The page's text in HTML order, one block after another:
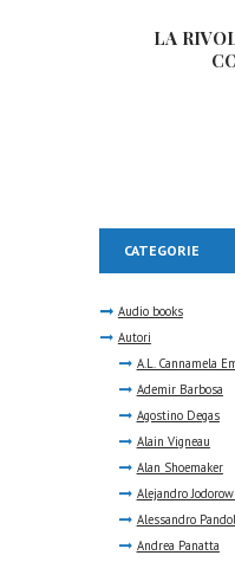
LA
CATEGORIE
Audio books
Autori
A.L. Cannamela
Ademir Barbosa
Agostino Degas
Alain Vigneau
Alan Shoemaker
Alejandro
Alessandro
Andrea Panatta